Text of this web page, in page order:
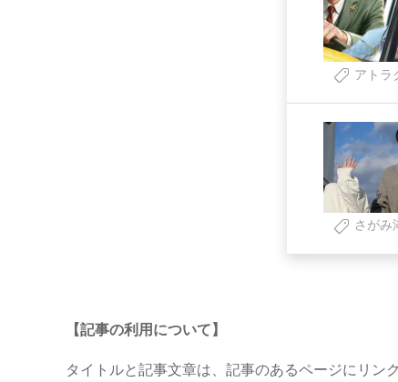
アトラ
さがみ
【記事の利用について】
タイトルと記事文章は、記事のあるページにリン